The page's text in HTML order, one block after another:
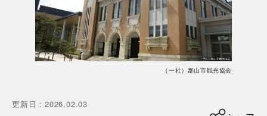
（一社）郡山市観光協会
更新日 ：2026.02.03